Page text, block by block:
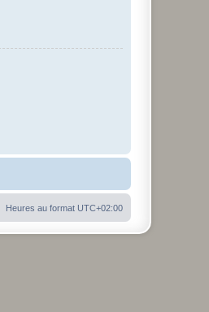
Heures au format UTC+02:00